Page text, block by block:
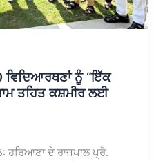
ਵਿਦਿਆਰਥਣਾਂ ਨੂੰ “ਇੱਕ
ਤਹਿਤ ਕਸ਼ਮੀਰ ਲਈ
ਹਰਿਆਣਾ ਦੇ ਰਾਜਪਾਲ ਪ੍ਰੋ.